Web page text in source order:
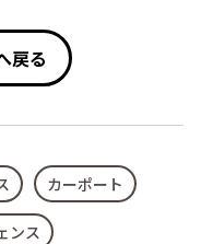
戻る
カーポート
ンス